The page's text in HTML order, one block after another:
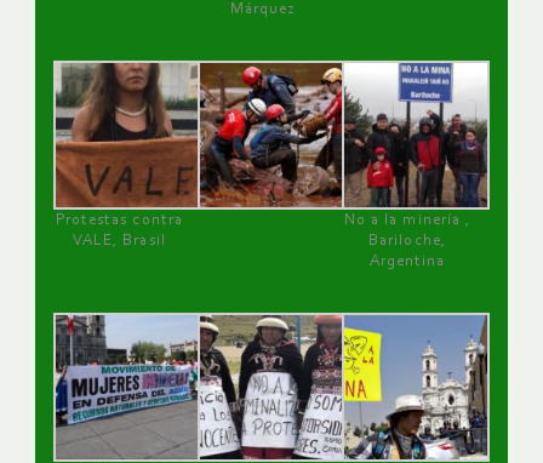
Márquez
Protestas contra
VALE, Brasil
No a la minería ,
Bariloche,
Argentina